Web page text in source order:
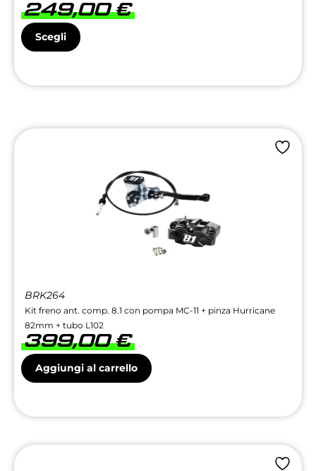
249,00€
Scegli
BRK264
Kit freno ant. comp. 8.1 con pompa MC-11 + pinza Hurricane
82mm + tubo L102
399,00€
Aggiungi al carrello